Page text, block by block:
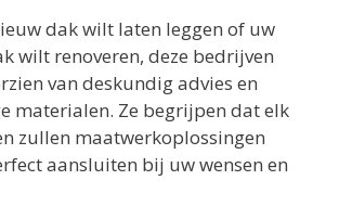
dak wilt laten leggen of uw
wilt renoveren, deze bedrijven
van deskundig advies en
materialen. Ze begrijpen dat elk
zullen maatwerkoplossingen
aansluiten bij uw wensen en